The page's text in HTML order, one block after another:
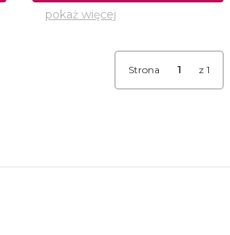
pokaż więcej
Strona z 1